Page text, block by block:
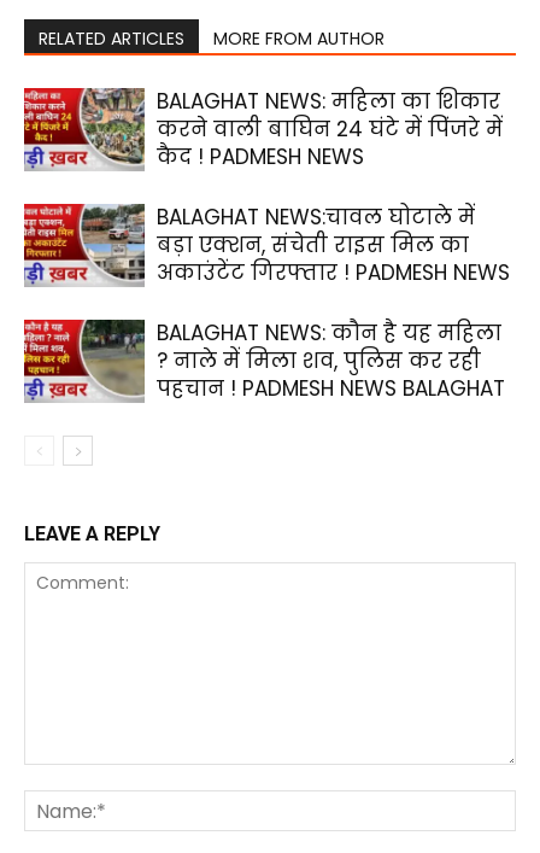
RELATED ARTICLES MORE FROM AUTHOR
BALAGHAT NEWS: महिला का शिकार
करने वाली बाघिन 24 घंटे में पिंजरे में
कैद ! PADMESH NEWS
BALAGHAT NEWS:चावल घोटाले में
बड़ा एक्शन, संचेती राइस मिल का
अकाउंटेंट गिरफ्तार ! PADMESH NEWS
BALAGHAT NEWS: कौन है यह महिला
? नाले में मिला शव, पुलिस कर रही
पहचान ! PADMESH NEWS BALAGHAT
LEAVE A REPLY